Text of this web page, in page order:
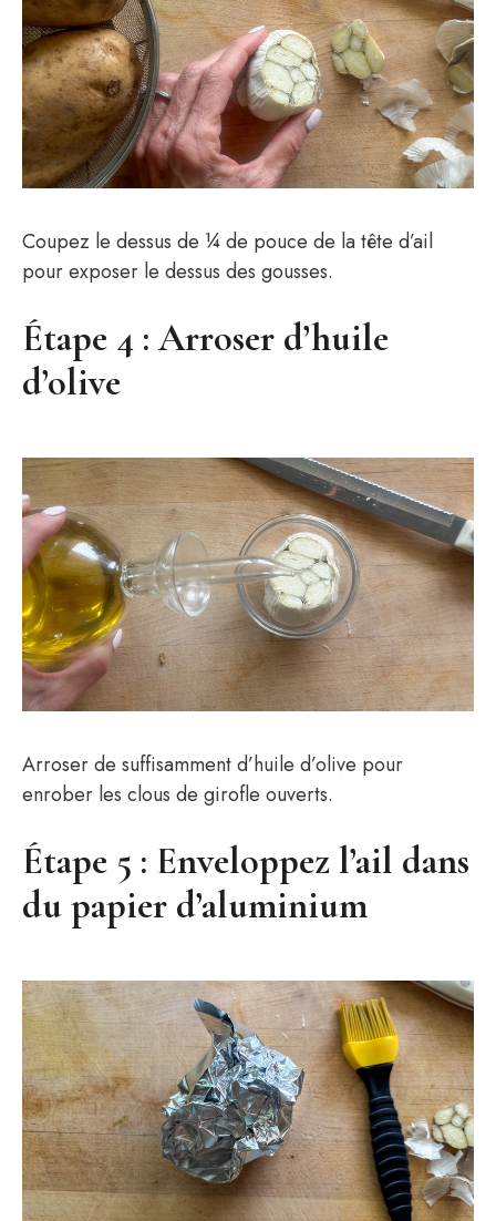
Coupez le dessus de ¼ de pouce de la tête d’ail
pour exposer le dessus des gousses.
Étape 4 : Arroser d’huile
d’olive
Arroser de suffisamment d’huile d’olive pour
enrober les clous de girofle ouverts.
Étape 5 : Enveloppez l’ail dans
du papier d’aluminium